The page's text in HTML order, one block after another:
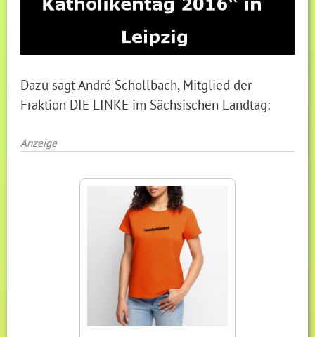
Dazu sagt André Schollbach, Mitglied der
Fraktion DIE LINKE im Sächsischen Landtag:
Anzeige